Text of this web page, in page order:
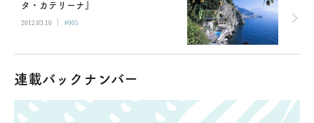
タ・カテリーナ』
2012.03.10 | #005
連載バックナンバー